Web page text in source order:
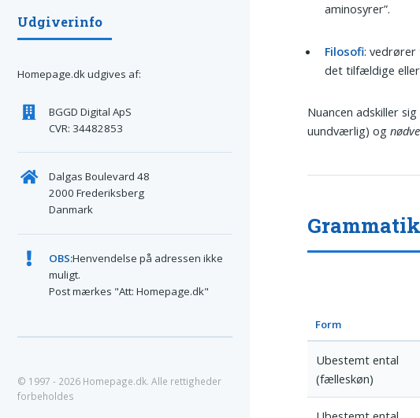
aminosyrer”.
Filosofi:
det tilfældige
Nuancen adskiller
uundværlig) og
Form
Ubestemt ental
(fælleskøn)
Udgiverinfo
Homepage.dk udgives af:
BGGD Digital ApS
CVR: 34482853
Dalgas Boulevard 48
2000 Frederiksberg
Danmark
OBS:Henvendelse på adressen ikke
muligt.
Post mærkes "Att: Homepage.dk"
© 1997 - 2026 Homepage.dk. Alle rettigheder
forbeholdes